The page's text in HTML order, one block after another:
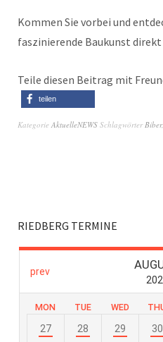
Kommen Sie vorbei und
faszinierende Baukunst
Teile diesen Beitrag mit
teilen
Kategorie AktuelleNEWS SchlagwörterBiber,
RIEDBERG TERMINE